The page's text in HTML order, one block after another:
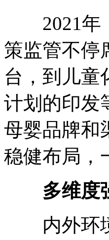
2021年，
策监管不停
台，到儿童
计划的印发
母婴品牌和
稳健布局，
多维度
内外环境